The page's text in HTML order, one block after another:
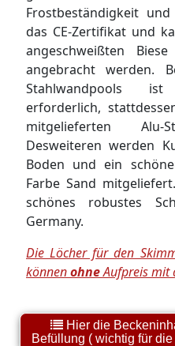
Frostbeständigkeit
das CE-Zertifikat und
angeschweißten
angebracht werden.
Stahlwandpools
erforderlich,
mitgelieferten Alu-
Desweiteren werden
Boden und ein
Farbe Sand
schönes robustes
Germany.
Die Löcher für den
könnenohneAufpreis mit
Hier die
Befüllung ( wichtig für